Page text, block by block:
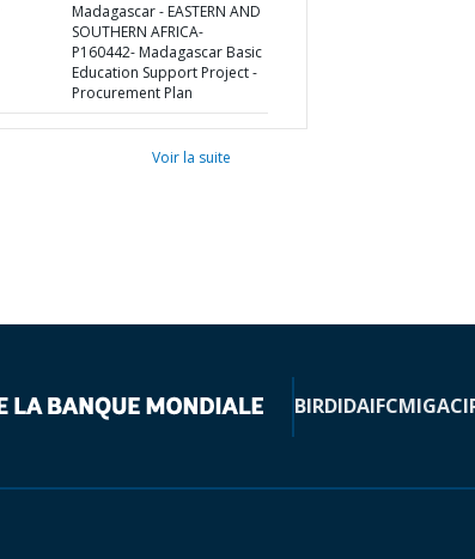
Madagascar - EASTERN AND
SOUTHERN AFRICA-
P160442- Madagascar Basic
Education Support Project -
Procurement Plan
Voir la suite
BIRDIDAIFCMIGA